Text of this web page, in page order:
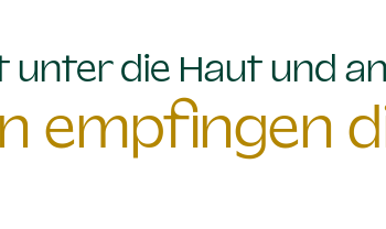
unter die Haut und
empfingen